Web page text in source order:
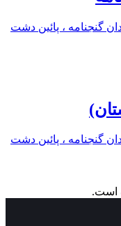
گنجنامه ، پائین دشت
گنجنامه ، پائین دشت
است.